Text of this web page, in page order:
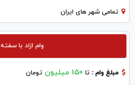
تمامی شهر های ایران
وام ازاد با سفته
مبلغ وام : تا 150 میلیون تومان